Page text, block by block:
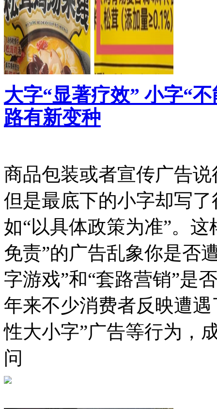
大字“显著疗效” 小字“
路有新变种
商品包装或者宣传广告
但是最底下的小字却写
如“以具体政策为准”。
免责”的广告乱象你是否
字游戏”和“套路营销”是
年来不少消费者反映遭
性大小字”广告等行为，
问